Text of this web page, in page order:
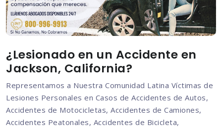
¿Lesionado en un Accidente en
Jackson, California?
Representamos a Nuestra Comunidad Latina Víctimas de
Lesiones Personales en Casos de Accidentes de Autos,
Accidentes de Motocicletas, Accidentes de Camiones,
Accidentes Peatonales, Accidentes de Bicicleta,